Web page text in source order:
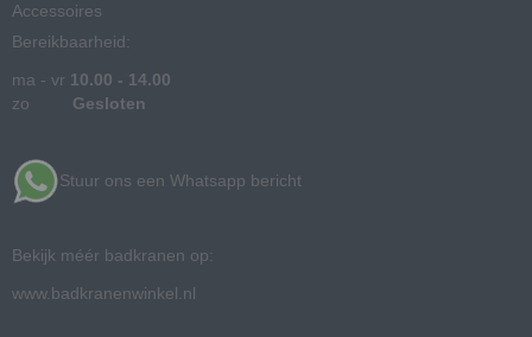
Accessoires
Bereikbaarheid:
ma - vr 10.00 - 14.00
zo Gesloten
Stuur ons een Whatsapp bericht
Bekijk méér badkranen op:
www.badkranenwinkel.nl